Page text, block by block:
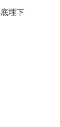
埋下